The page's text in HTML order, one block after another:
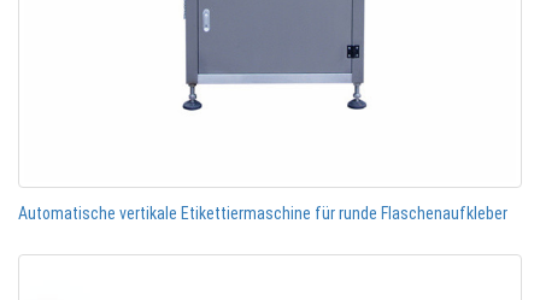
Automatische vertikale Etikettiermaschine für runde Flaschenaufkleber